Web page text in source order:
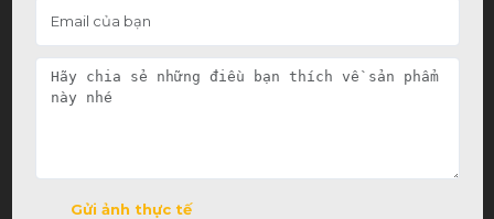
Gửi ảnh thực tế